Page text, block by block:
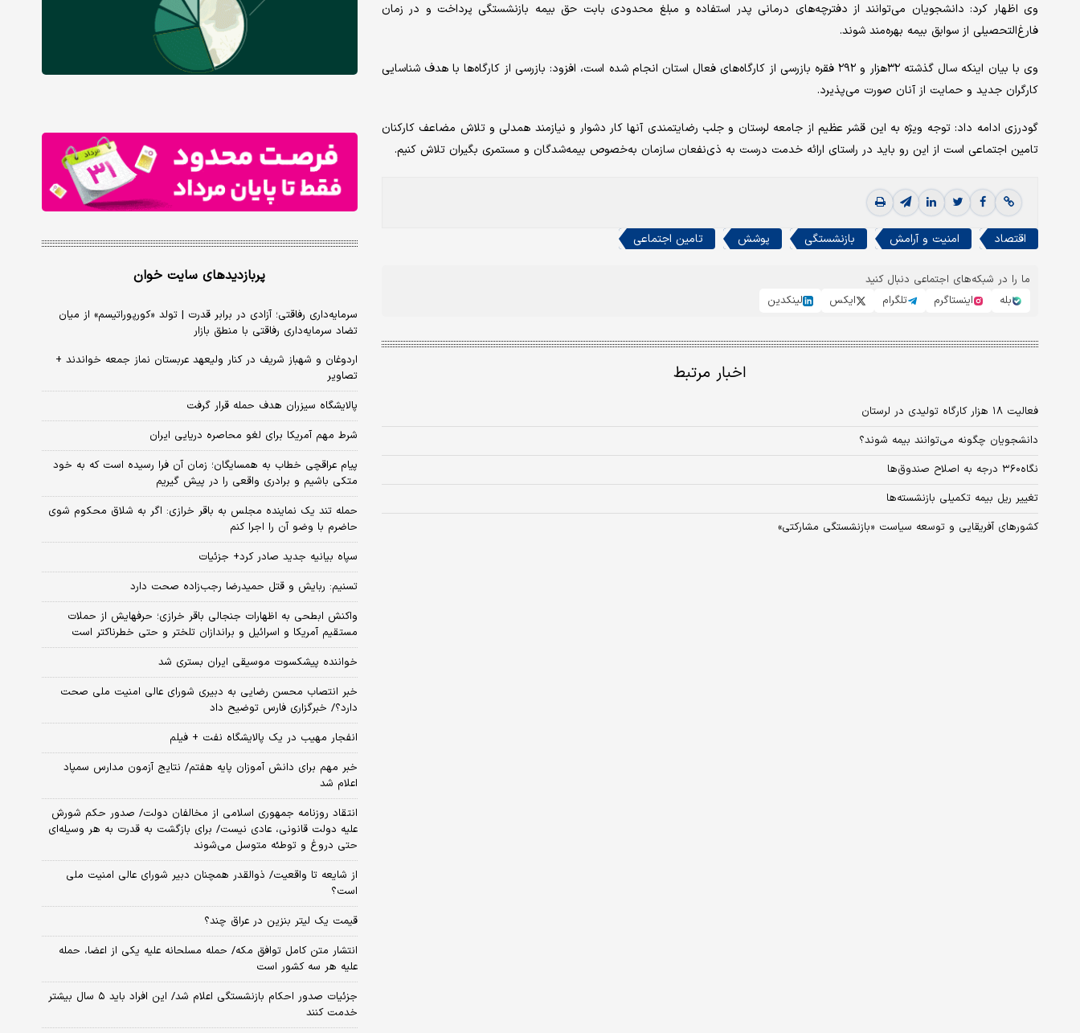
وی اظهار کرد: دانشجویان می‌توانند از دفترچه‌‌‌های درمانی پدر استفاده و مبلغ محدودی بابت حق بیمه بازنشستگی پرداخت و در زمان
فارغ‌‌‌التحصیلی از سوابق بیمه بهره‌‌‌مند شوند.
وی با بیان اینکه سال گذشته ۳۲‌هزار و ۲۹۲ فقره بازرسی از کارگاه‌‌‌های فعال استان انجام شده است، افزود: بازرسی از کارگاه‌‌‌ها با هدف شناسایی
کارگران جدید و حمایت از آنان صورت می‌‌‌پذیرد.
گودرزی ادامه داد: توجه ویژه به این قشر عظیم از جامعه لرستان و جلب رضایتمندی آنها کار دشوار و نیازمند همدلی و تلاش مضاعف کارکنان
تامین اجتماعی است از این رو باید در راستای ارائه خدمت درست به ذی‌نفعان سازمان به‌خصوص بیمه‌‌‌شدگان و مستمری بگیران تلاش کنیم.
اقتصاد امنیت و آرامش بازنشستگی پوشش تامین اجتماعی
ما را در شبکه‌های اجتماعی دنبال کنید
بله
اینستاگرم تلگرام ایکس لینکدین
اخبار مرتبط
فعالیت ۱۸ هزار کارگاه تولیدی در لرستان
دانشجویان چگونه می‌توانند بیمه شوند؟
نگاه۳۶۰ درجه به اصلاح صندوق‌ها
تغییر ریل بیمه تکمیلی بازنشسته‏‏‌ها
کشورهای آفریقایی و توسعه سیاست «بازنشستگی مشارکتی»
پربازدیدهای سایت خوان
سرمایه‌داری رفاقتی؛ آزادی در برابر قدرت | تولد «کورپوراتیسم» از میان
تضاد سرمایه‌داری رفاقتی با منطق بازار
اردوغان و شهباز شریف در کنار ولیعهد عربستان نماز جمعه خواندند +
تصاویر
پالایشگاه سیزران هدف حمله قرار گرفت
شرط مهم آمریکا برای لغو محاصره دریایی ایران
پیام عراقچی خطاب به همسایگان؛ زمان آن فرا رسیده است که به خود
متکی باشیم و برادری واقعی را در پیش گیریم
حمله تند یک نماینده مجلس به باقر خرازی: اگر به شلاق محکوم شوی
حاضرم با وضو آن را اجرا کنم
سپاه بیانیه جدید صادر کرد+ جزئیات
تسنیم: ربایش و قتل حمیدرضا رجب‌زاده صحت دارد
واکنش ابطحی به اظهارات جنجالی باقر خرازی؛ حرفهایش از حملات
مستقیم آمریکا و اسرائیل و براندازان تلختر و حتی خطرناکتر است
خواننده پیشکسوت موسیقی ایران بستری شد
خبر انتصاب محسن رضایی به دبیری شورای عالی امنیت ملی صحت
دارد؟/ خبرگزاری فارس توضیح داد
انفجار مهیب در یک پالایشگاه نفت + فیلم
خبر مهم برای دانش آموزان پایه هفتم/ نتایج آزمون مدارس سمپاد
اعلام شد
انتقاد روزنامه جمهوری اسلامی از مخالفان دولت/ صدور حکم شورش
علیه دولت قانونی، عادی نیست/ برای بازگشت به قدرت به هر وسیله‌ای
حتی دروغ و توطئه متوسل می‌شوند
از شایعه تا واقعیت/ ذوالقدر همچنان دبیر شورای ‌عالی امنیت ملی
است؟
قیمت یک لیتر بنزین در عراق چند؟
انتشار متن کامل توافق مکه/ حمله مسلحانه علیه یکی از اعضا، حمله
علیه هر سه کشور است
جزئیات صدور احکام بازنشستگی اعلام شد/ این افراد باید ۵ سال بیشتر
خدمت کنند